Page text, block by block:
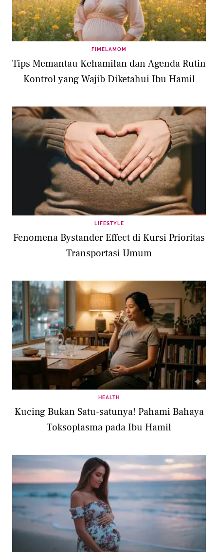
FIMELAMOM
Tips Memantau Kehamilan dan Agenda Rutin
Kontrol yang Wajib Diketahui Ibu Hamil
LIFESTYLE
Fenomena Bystander Effect di Kursi Prioritas
Transportasi Umum
HEALTH
Kucing Bukan Satu-satunya! Pahami Bahaya
Toksoplasma pada Ibu Hamil